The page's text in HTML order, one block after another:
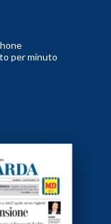
per minuto